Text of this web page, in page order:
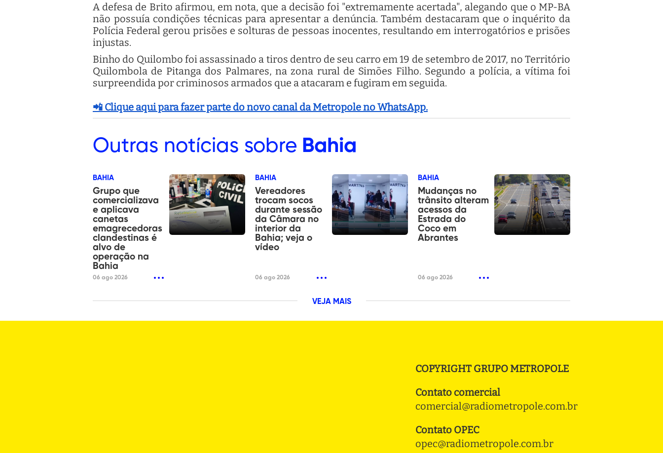
A defesa de Brito afirmou, em nota, que a decisão foi "extremamente acertada", alegando que o MP-BA
não possuía condições técnicas para apresentar a denúncia. Também destacaram que o inquérito da
Polícia Federal gerou prisões e solturas de pessoas inocentes, resultando em interrogatórios e prisões
injustas.
Binho do Quilombo foi assassinado a tiros dentro de seu carro em 19 de setembro de 2017, no Território
Quilombola de Pitanga dos Palmares, na zona rural de Simões Filho. Segundo a polícia, a vítima foi
surpreendida por criminosos armados que a atacaram e fugiram em seguida.
📲 Clique aqui para fazer parte do novo canal da Metropole no WhatsApp.
Outras notícias sobre Bahia
BAHIA
Grupo que
comercializava
e aplicava
canetas
emagrecedoras
clandestinas é
alvo de
operação na
Bahia
06 ago 2026
BAHIA
Vereadores
trocam socos
durante sessão
da Câmara no
interior da
Bahia; veja o
vídeo
06 ago 2026
BAHIA
Mudanças no
trânsito alteram
acessos da
Estrada do
Coco em
Abrantes
06 ago 2026
VEJA MAIS
COPYRIGHT GRUPO METROPOLE
Contato comercial
comercial@radiometropole.com.br
Contato OPEC
opec@radiometropole.com.br